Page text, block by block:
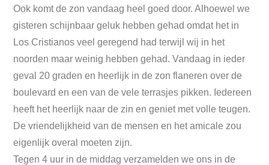
Ook komt de zon vandaag heel goed door. Alhoewel we
gisteren schijnbaar geluk hebben gehad omdat het in
Los Cristianos veel geregend had terwijl wij in het
noorden maar weinig hebben gehad. Vandaag in ieder
geval 20 graden en heerlijk in de zon flaneren over de
boulevard en een van de vele terrasjes pikken. Iedereen
heeft het heerlijk naar de zin en geniet met volle teugen.
De vriendelijkheid van de mensen en het amicale zou
eigenlijk overal moeten zijn.
Tegen 4 uur in de middag verzamelden we ons in de